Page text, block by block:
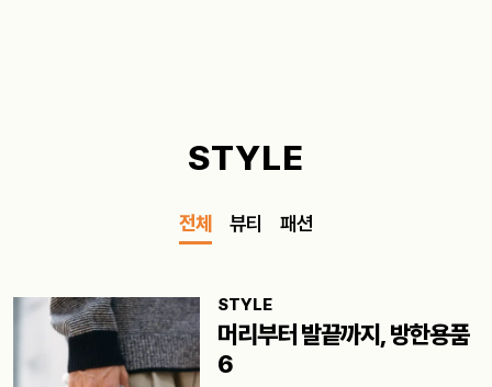
STYLE
전체 뷰티 패션
STYLE
머리부터 발끝까지, 방한용품
6